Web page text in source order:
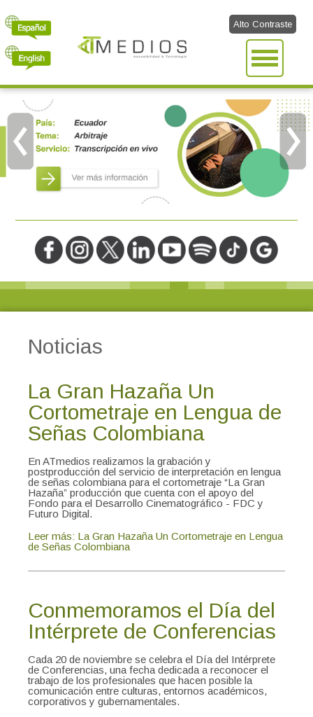
Alto Contraste
Noticias
La Gran Hazaña Un
Cortometraje en Lengua de
Señas Colombiana
En ATmedios realizamos la grabación y
postproducción del servicio de interpretación en lengua
de señas colombiana para el cortometraje “La Gran
Hazaña” producción que cuenta con el apoyo del
Fondo para el Desarrollo Cinematográfico - FDC y
Futuro Digital.
Leer más: La Gran Hazaña Un Cortometraje en Lengua
de Señas Colombiana
Conmemoramos el Día del
Intérprete de Conferencias
Cada 20 de noviembre se celebra el Día del Intérprete
de Conferencias, una fecha dedicada a reconocer el
trabajo de los profesionales que hacen posible la
comunicación entre culturas, entornos académicos,
corporativos y gubernamentales.